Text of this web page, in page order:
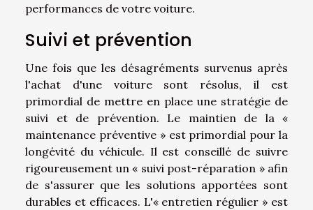
performances de votre voiture.
Suivi et prévention
Une fois que les désagréments survenus après
l'achat d'une voiture sont résolus, il est
primordial de mettre en place une stratégie de
suivi et de prévention. Le maintien de la «
maintenance préventive » est primordial pour la
longévité du véhicule. Il est conseillé de suivre
rigoureusement un « suivi post-réparation » afin
de s'assurer que les solutions apportées sont
durables et efficaces. L'« entretien régulier » est